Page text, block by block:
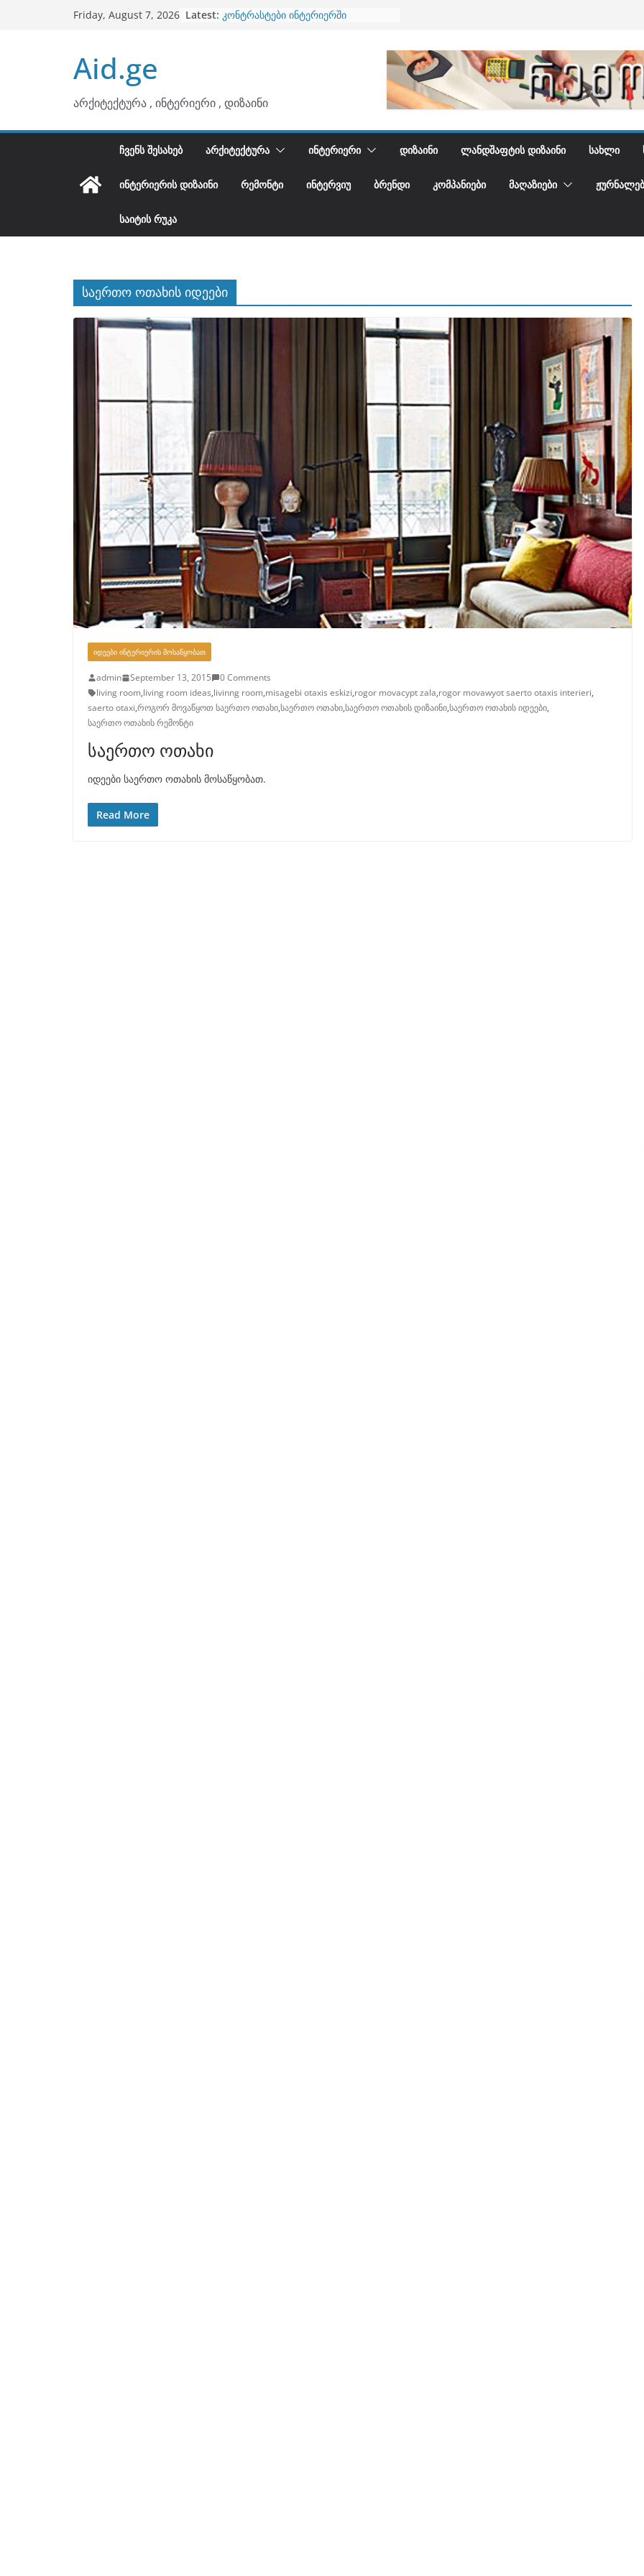
Friday, August 7, 2026 Latest: კონტრასტები ინტერიერში
Aid.ge
არქიტექტურა , ინტერიერი , დიზაინი
ᲩᲕᲔᲜᲡ ᲨᲔᲡᲐᲮᲔᲑ ᲐᲠᲥᲘᲢᲔᲥᲢᲣᲠᲐ ᲘᲜᲢᲔᲠᲘᲔᲠᲘ ᲓᲘᲖᲐᲘᲜᲘ ᲚᲐᲜᲓᲨᲐᲤᲢᲘᲡ ᲓᲘᲖᲐᲘᲜᲘ ᲡᲐᲮᲚᲘ
ᲘᲜᲢᲔᲠᲘᲔᲠᲘᲡ ᲓᲘᲖᲐᲘᲜᲘ ᲠᲔᲛᲝᲜᲢᲘ ᲘᲜᲢᲔᲠᲕᲘᲣ ᲑᲠᲔᲜᲓᲘ ᲙᲝᲛᲞᲐᲜᲘᲔᲑᲘ ᲛᲐᲦᲐᲖᲘᲔᲑᲘ
ᲡᲐᲘᲢᲘᲡ ᲠᲣᲙᲐ
საერთო ოთახის იდეები
ᲘᲓᲔᲔᲑᲘ ᲘᲜᲢᲔᲠᲘᲔᲠᲘᲡ ᲛᲝᲡᲐᲬᲧᲝᲑᲐᲗ
admin September 13, 2015
0 Comments
living room,living room ideas,livinng room,misagebi otaxis eskizi,rogor movacypt zala,rogor movawyot saerto otaxis interieri,
saerto otaxi,როგორ მოვაწყოთ საერთო ოთახი,საერთო ოთახი,საერთო ოთახის დიზაინი,საერთო ოთახის იდეები,
საერთო ოთახის რემონტი
საერთო ოთახი
იდეები საერთო ოთახის მოსაწყობათ.
Read More